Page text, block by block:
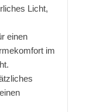
Licht,
einen
im